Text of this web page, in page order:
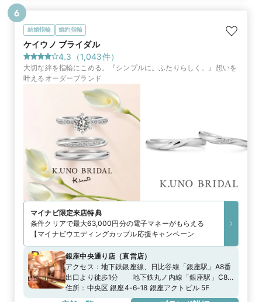
結婚指輪 婚約指輪
ケイウノ ブライダル
4.3 （1,043件）
大切な絆を指輪にこめる。『シンプルに。ふたりらしく。』想いを
叶えるオーダーブランド
マイナビ限定来店特典
条件クリアで最大63,000円分の電子マネーがもらえる
【マイナビウエディングカップル応援キャンペーン
銀座中央通り店 （直営店）
アクセス： 地下鉄銀座線、日比谷線「銀座駅」A8番
出口より徒歩1分 地下鉄丸ノ内線「銀座駅」C8
番出口より徒歩2分
住所： 中央区 銀座4-6-18 銀座アクトビル 5F
6